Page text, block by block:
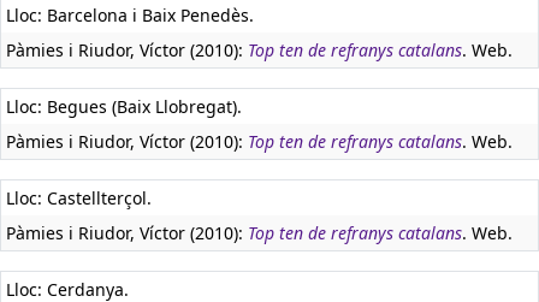
Lloc: Barcelona i Baix Penedès.
Pàmies i Riudor, Víctor (2010): Top ten de refranys catalans. Web.
Lloc: Begues (Baix Llobregat).
Pàmies i Riudor, Víctor (2010): Top ten de refranys catalans. Web.
Lloc: Castellterçol.
Pàmies i Riudor, Víctor (2010): Top ten de refranys catalans. Web.
Lloc: Cerdanya.